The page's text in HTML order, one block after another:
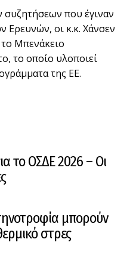
το ΟΣΔΕ 2026 – Οι
μπορούν
στρες
που έγιναν
Ερευνών, οι κ.κ. Χάνσεν
Μπενάκειο
το οποίο υλοποιεί
της ΕΕ.